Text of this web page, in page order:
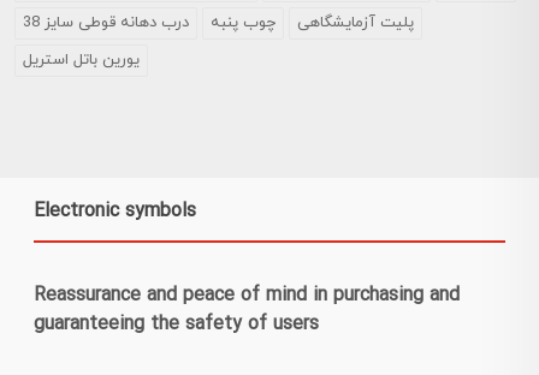
درب دهانه قوطی سایز 38
چوب پنبه
پلیت آزمایشگاهی
یورین باتل استریل
Electronic symbols
Reassurance and peace of mind in purchasing and
guaranteeing the safety of users